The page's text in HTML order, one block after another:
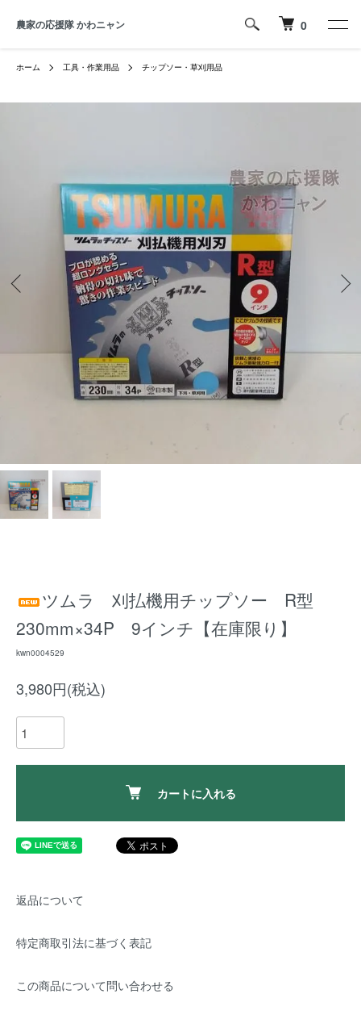
農家の応援隊 かわニャン 0
ホーム 工具・作業用品 チップソー・草刈用品
ツムラ 刈払機用チップソー R型
230mm×34P 9インチ【在庫限り】
kwn0004529
3,980円(税込)
カートに入れる
返品について
特定商取引法に基づく表記
この商品について問い合わせる